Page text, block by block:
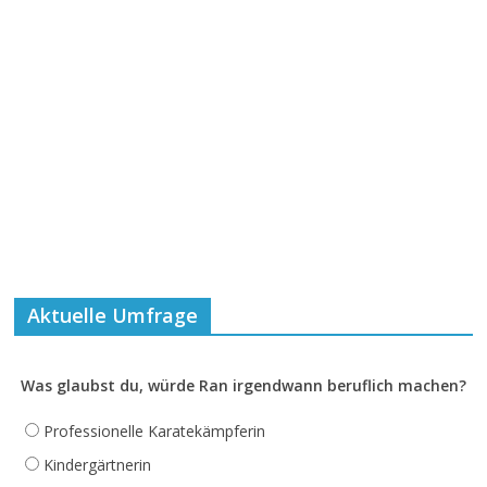
Aktuelle Umfrage
Was glaubst du, würde Ran irgendwann beruflich machen?
Professionelle Karatekämpferin
Kindergärtnerin